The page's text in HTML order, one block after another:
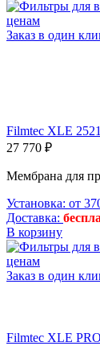
Заказ в один
Filmtec XLE 2521
27 770 ₽
Мембрана для
Установка: от
Доставка:
В корзину
Заказ в один
Filmtec XLE